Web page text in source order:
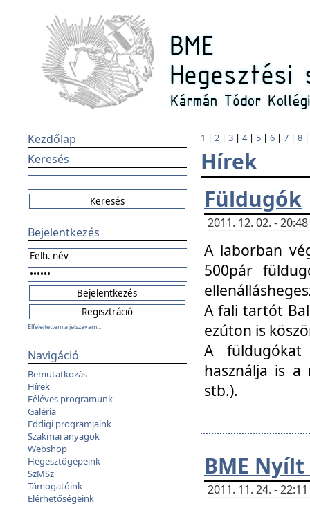
Kezdőlap
Keresés
Bejelentkezés
Elfelejtettem a jelszavam...
Navigáció
Bemutatkozás
Hírek
Féléves programunk
Galéria
Eddigi programjaink
Szakmai anyagok
Webshop
Hegesztőgépeink
SzMSz
Támogatóink
Elérhetőségeink
1 | 2 | 3 | 4| 5 | 6 | 7 | 8
Hírek
Füldugók
2011. 12. 02. -
A laborban
500pár
A fali tartót
ezúton is
A füldugókat
használja is a
stb.).
BME
2011. 11. 24. -